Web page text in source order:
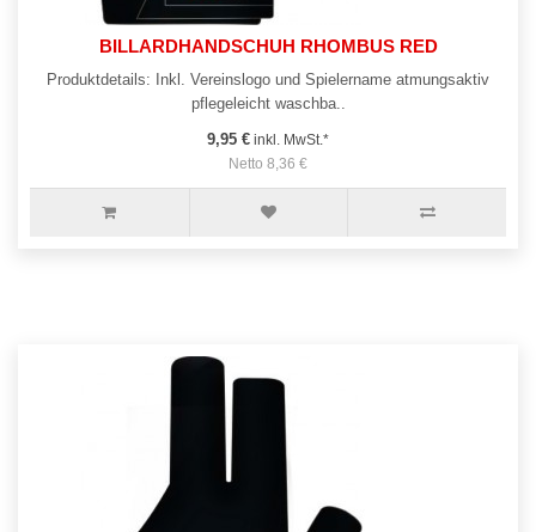
BILLARDHANDSCHUH RHOMBUS RED
Produktdetails: Inkl. Vereinslogo und Spielername atmungsaktiv
pflegeleicht waschba..
9,95 € inkl. MwSt.*
Netto 8,36 €